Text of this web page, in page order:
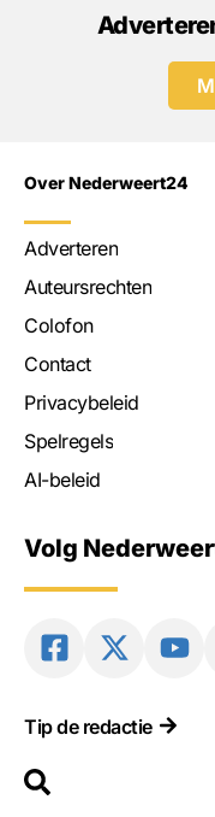
Over Nederweert24
Adverteren
Auteursrechten
Colofon
Contact
Privacybeleid
Spelregels
AI-beleid
Volg
Tip de redactie